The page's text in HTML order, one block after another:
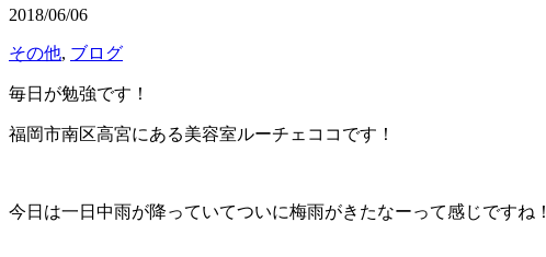
2018/06/06
その他, ブログ
毎日が勉強です！
福岡市南区高宮にある美容室ルーチェココです！
今日は一日中雨が降っていてついに梅雨がきたなーって感じですね！